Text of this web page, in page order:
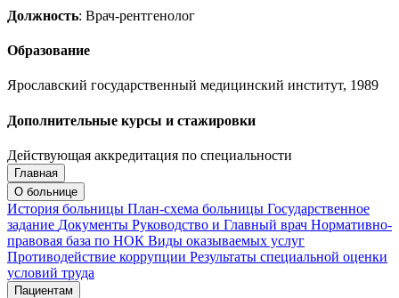
Должность: Врач-рентгенолог
Образование
Ярославский государственный медицинский институт, 1989
Дополнительные курсы и стажировки
Действующая аккредитация по специальности
Запись на приём
Подтвердить запись Отмена
Запись подтверждена
Мои записи
Главная
О больнице
История больницы План-схема больницы Государственное
задание Документы Руководство и Главный врач Нормативно-
правовая база по НОК Виды оказываемых услуг
Противодействие коррупции Результаты специальной оценки
условий труда
Пациентам